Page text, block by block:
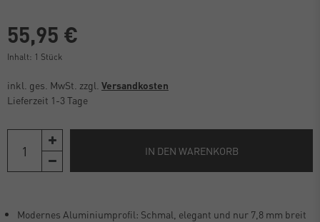
55,95 €
Inhalt: 1 Stück
inkl. ges. MwSt. zzgl. Versandkosten
Lieferzeit 1-3 Tage
IN DEN WARENKORB
Modernes Aluminiumprofil: Schmal, elegant und nur 7,8 mm breit